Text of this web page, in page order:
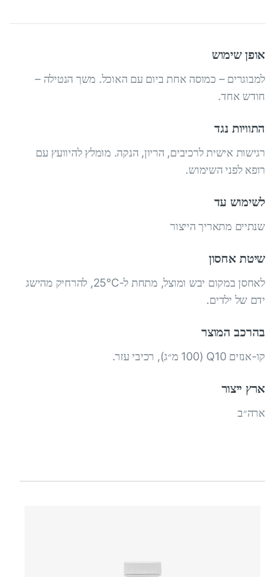
אופן שימוש
למבוגרים – כמוסה אחת ביום עם האוכל. משך הנטילה –
חודש אחד.
התוויות נגד
רגישות אישית לרכיבים, הריון, הנקה. מומלץ להיוועץ עם
רופא לפני השימוש.
לשימוש עד
שנתיים מתאריך הייצור
שיטת אחסון
לאחסן במקום יבש ומוצל, מתחת ל-25°С, להרחיק מהישג
ידם של ילדים.
בהרכב המוצר
קו-אנזים Q10 (100 מ״ג), רכיבי עזר.
ארץ ייצור
ארה״ב